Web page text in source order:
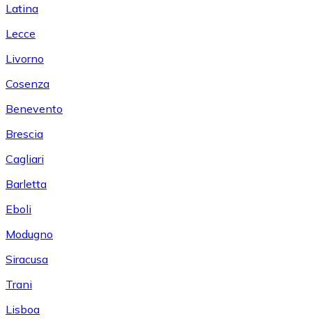
Latina
Lecce
Livorno
Cosenza
Benevento
Brescia
Cagliari
Barletta
Eboli
Modugno
Siracusa
Trani
Lisboa